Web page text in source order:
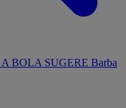
A BOLA SUGERE Barba